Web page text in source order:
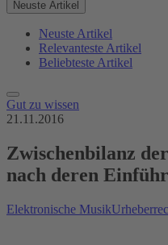
Neuste Artikel
Neuste Artikel
Relevanteste Artikel
Beliebteste Artikel
Gut zu wissen
21.11.2016
Zwischenbilanz
nach deren
Elektronische Musik